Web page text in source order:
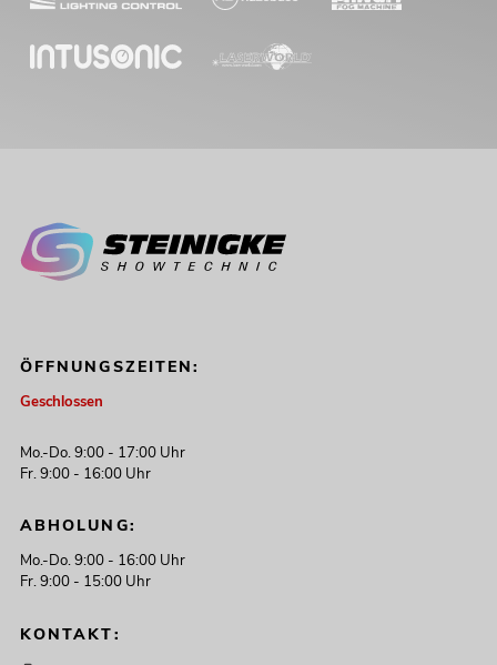
ÖFFNUNGSZEITEN:
Geschlossen
Mo.-Do. 9:00 - 17:00 Uhr
Fr. 9:00 - 16:00 Uhr
ABHOLUNG:
Mo.-Do. 9:00 - 16:00 Uhr
Fr. 9:00 - 15:00 Uhr
KONTAKT: